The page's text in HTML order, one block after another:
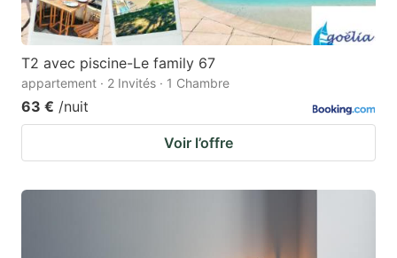
T2 avec piscine-Le family 67
appartement · 2 Invités · 1 Chambre
63 € /nuit
Voir l’offre